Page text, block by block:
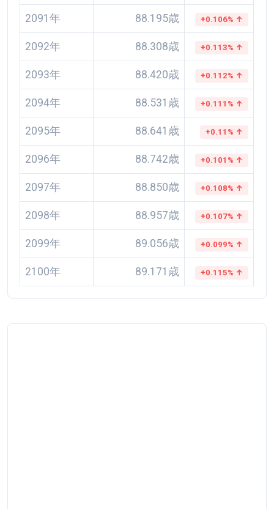
2091年 88.195歳 +0.106% ↑
2092年 88.308歳 +0.113% ↑
2093年 88.420歳 +0.112% ↑
2094年 88.531歳 +0.111% ↑
2095年 88.641歳 +0.11% ↑
2096年 88.742歳 +0.101% ↑
2097年 88.850歳 +0.108% ↑
2098年 88.957歳 +0.107% ↑
2099年 89.056歳 +0.099% ↑
2100年 89.171歳 +0.115% ↑